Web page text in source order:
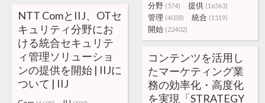
分野 (574) 提供 (16563)
管理 (4038) 統合 (1519)
開始 (22402)
NTT ComとIIJ、OTセ
キュリティ分野にお
ける統合セキュリテ
ィ管理ソリューショ
ンの提供を開始 | IIJに
ついて | IIJ
コンテンツを活用し
たマーケティング業
務の効率化・高度化
を実現「STRATEGY